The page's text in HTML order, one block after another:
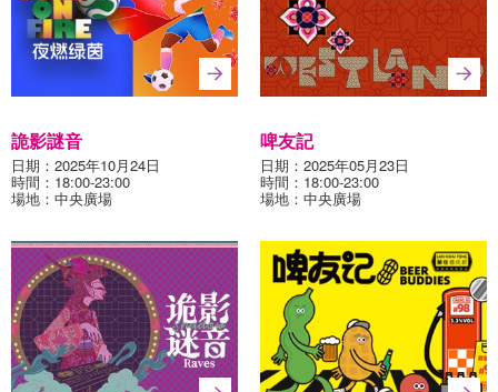
媒體中心
詭影謎音
日期：2025年10月24日
時間：18:00-23:00
場地：中央廣場
啤友記
日期：2025年05月23日
時間：18:00-23:00
場地：中央廣場